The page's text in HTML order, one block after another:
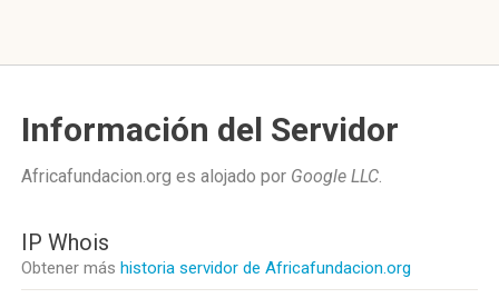
Información del Servidor
Africafundacion.org es alojado por Google LLC.
IP Whois
Obtener más historia servidor de Africafundacion.org